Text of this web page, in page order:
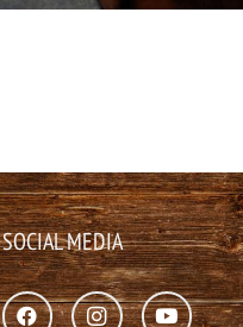
SOCIAL MEDIA